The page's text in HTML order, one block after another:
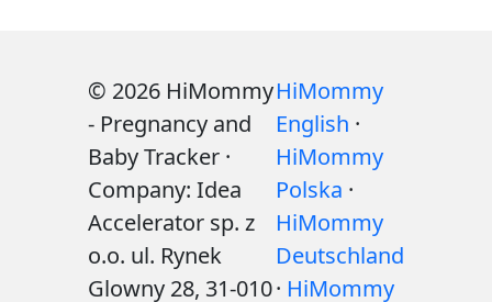
© 2026 HiMommy
- Pregnancy and
Baby Tracker ·
Company: Idea
Accelerator sp. z
o.o. ul. Rynek
Glowny 28, 31-010
HiMommy
English ·
HiMommy
Polska ·
HiMommy
Deutschland
· HiMommy